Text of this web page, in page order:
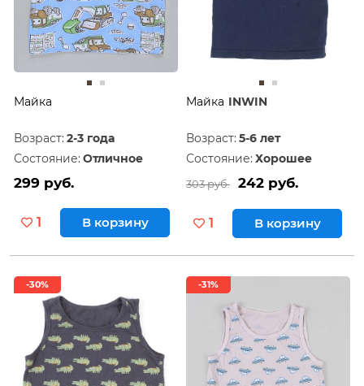
Майка
Возраст: 2-3 года
Состояние: Отличное
299 руб.
1 В корзину
Майка INWIN
Возраст: 5-6 лет
Состояние: Хорошее
303 руб. 242 руб.
1 В корзину
-30% -31%